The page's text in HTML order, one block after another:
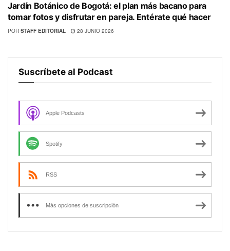
Jardín Botánico de Bogotá: el plan más bacano para
tomar fotos y disfrutar en pareja. Entérate qué hacer
POR STAFF EDITORIAL 28 JUNIO 2026
Suscríbete al Podcast
Apple Podcasts
Spotify
RSS
Más opciones de suscripción